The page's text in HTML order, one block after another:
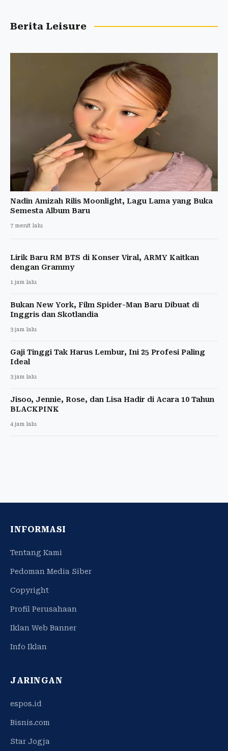
Berita Leisure
Nadin Amizah Rilis Moonlight, Lagu Lama yang Buka
Semesta Album Baru
7 menit lalu
Lirik Baru RM BTS di Konser Viral, ARMY Kaitkan
dengan Grammy
1 jam lalu
Bukan New York, Film Spider-Man Baru Dibuat di
Inggris dan Skotlandia
3 jam lalu
Gaji Tinggi Tak Harus Lembur, Ini 25 Profesi Paling
Ideal
3 jam lalu
Jisoo, Jennie, Rose, dan Lisa Hadir di Acara 10 Tahun
BLACKPINK
4 jam lalu
INFORMASI
Tentang Kami
Pedoman Media Siber
Copyright
Profil Perusahaan
Iklan Web Banner
Info Iklan
JARINGAN
espos.id
Bisnis.com
Star Jogja